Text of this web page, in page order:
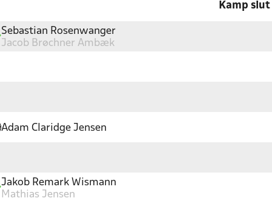
Kamp slut
Sebastian Rosenwanger
Jacob Brøchner Ambæk
Adam Claridge Jensen
Jakob Remark Wismann
Mathias Jensen